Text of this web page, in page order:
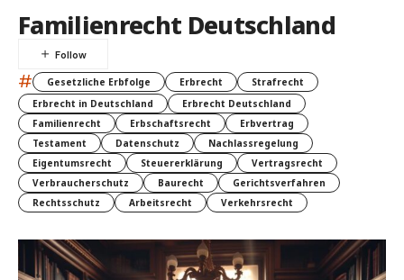
Familienrecht Deutschland
# Gesetzliche Erbfolge Erbrecht
Strafrecht
Erbrecht in Deutschland
Erbrecht Deutschland
Familienrecht
Erbschaftsrecht
Erbvertrag
Testament
Datenschutz
Nachlassregelung
Eigentumsrecht
Steuererklärung
Vertragsrecht
Verbraucherschutz
Baurecht
Gerichtsverfahren
Rechtsschutz
Arbeitsrecht Verkehrsrecht